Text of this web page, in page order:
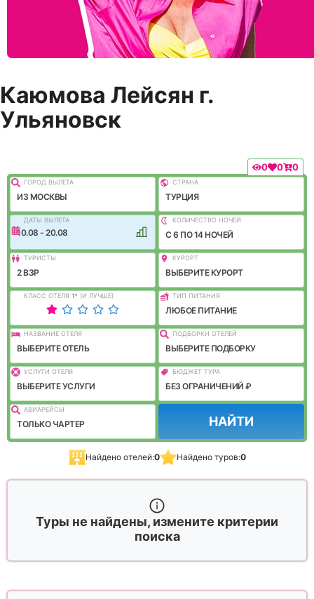
Каюмова Лейсян г.
Ульяновск
0 0 0
ГОРОД ВЫЛEТА
ИЗ МОСКВЫ
СТРАНА
ТУРЦИЯ
ДАТЫ ВЫЛЕТА
10.08 - 20.08
КОЛИЧЕСТВО НОЧЕЙ
C 6 ПО 14 НОЧЕЙ
ТУРИСТЫ
2 ВЗР
КУРОРТ
ВЫБЕРИТЕ КУРОРТ
КЛАСС ОТЕЛЯ 1* (И ЛУЧШЕ) ТИП ПИТАНИЯ
ЛЮБОЕ ПИТАНИЕ
НАЗВАНИЕ ОТЕЛЯ
ВЫБЕРИТЕ ОТЕЛЬ
ПОДБОРКИ ОТЕЛЕЙ
ВЫБЕРИТЕ ПОДБОРКУ
УСЛУГИ ОТЕЛЯ
ВЫБЕРИТЕ УСЛУГИ
БЮДЖЕТ ТУРА
БЕЗ ОГРАНИЧЕНИЙ ₽
АВИАРЕЙСЫ
ТОЛЬКО ЧАРТЕР НАЙТИ
Найдено отелей:0 Найдено туров:0
Туры не найдены, измените критерии
поиска